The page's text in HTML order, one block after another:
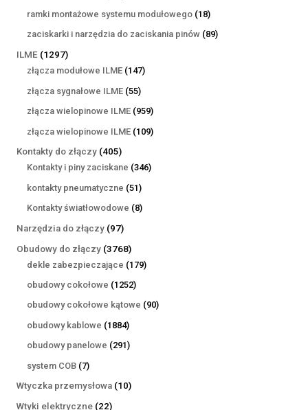
produktów
ramki montażowe systemu modułowego 1818
produktów
zaciskarki i narzędzia do zaciskania pinów 8989
ILME 12971297
produktów
złącza modułowe ILME 147147
złącza sygnałowe ILME 5555
produktów
złącza wielopinowe ILME 959959
produktów
złącza wielopinowe ILME 109109
Kontakty do złączy 405405
produktów
Kontakty i piny zaciskane 346346
kontakty pneumatyczne 5151
produktów
Kontakty światłowodowe 88
Narzędzia do złączy 9797
produktów
Obudowy do złączy 37683768
produktów
dekle zabezpieczające 179179
obudowy cokołowe 12521252
produkty
obudowy cokołowe kątowe 9090
obudowy kablowe 18841884
produkty
obudowy panelowe 291291
system COB 77
produktów
Wtyczka przemysłowa 1010
Wtyki elektryczne 2222